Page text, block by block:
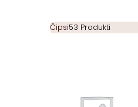
Čipsi53 Produkti